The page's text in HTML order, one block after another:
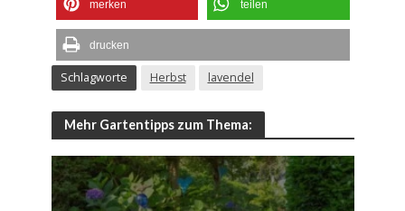
merken teilen
drucken
Schlagworte Herbst lavendel
Mehr Gartentipps zum Thema: